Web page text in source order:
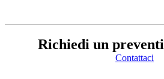
Richiedi un
Contattaci